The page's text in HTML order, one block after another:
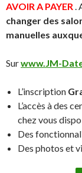
AVOIR A PAYER.
changer des
manuelles
Surwww.JM-
L’inscription
L’accès à des
chez vous
Des
Des photos et